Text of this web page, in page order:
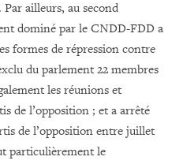
Par ailleurs, au second
dominé par le CNDD-FDD a
formes de répression contre
du parlement 22 membres
les réunions et
de l’opposition ; et a arrêté
de l’opposition entre juillet
particulièrement le